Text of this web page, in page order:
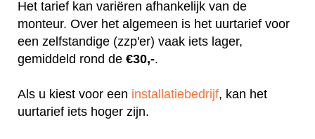
Het tarief kan variëren afhankelijk van de
monteur. Over het algemeen is het uurtarief voor
een zelfstandige (zzp'er) vaak iets lager,
gemiddeld rond de €30,-.
Als u kiest voor een installatiebedrijf, kan het
uurtarief iets hoger zijn.